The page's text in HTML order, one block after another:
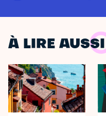
À LIRE AUSSI